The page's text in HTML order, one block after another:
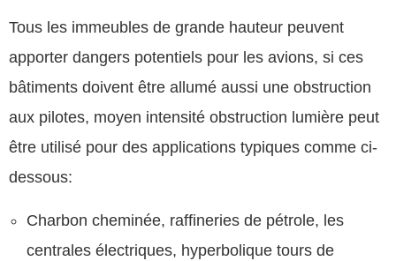
Tous les immeubles de grande hauteur peuvent
apporter dangers potentiels pour les avions, si ces
bâtiments doivent être allumé aussi une obstruction
aux pilotes, moyen intensité obstruction lumière peut
être utilisé pour des applications typiques comme ci-
dessous:
Charbon cheminée, raffineries de pétrole, les
centrales électriques, hyperbolique tours de